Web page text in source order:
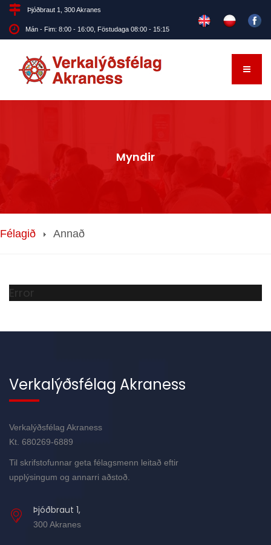
Þjóðbraut 1, 300 Akranes
Mán - Fim: 8:00 - 16:00, Föstudaga 08:00 - 15:15
Myndir
Félagið Annað
Error
Verkalýðsfélag Akraness
Verkalýðsfélag Akraness
Kt. 680269-6889
Til skrifstofunnar geta félagsmenn leitað eftir
upplýsingum og annarri aðstoð.
Þjóðbraut 1,
300 Akranes